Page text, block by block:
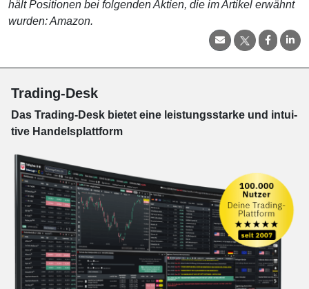
hält Positionen bei folgenden Aktien, die im Artikel erwähnt
wurden: Amazon.
Trading-Desk
Das Trading-Desk bie­tet eine leis­tungs­star­ke und in­tui­
tive Han­dels­platt­form